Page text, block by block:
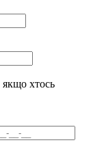
хтось